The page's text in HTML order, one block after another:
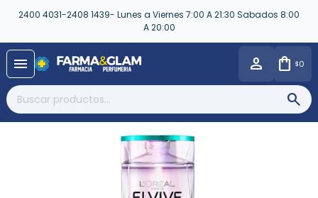
2400 4031-2408 1439- Lunes a Viernes 7:00 A 21:30 Sabados 8:00
A 20:00
menu $0